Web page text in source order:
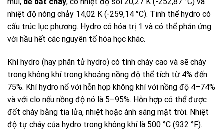
nhiệt độ nóng chảy 14,02 K (-259,14 °C). Tinh thể hydro có
cấu trúc lục phương. Hydro có hóa trị 1 và có thể phản ứng
với hầu hết các nguyên tố hóa học khác.
Khí hydro (hay phân tử hydro) có tính cháy cao và sẽ cháy
trong không khí trong khoảng nồng độ thể tích từ 4% đến
75%. Khí hydro nổ với hỗn hợp không khí với nồng độ 4–74%
và với clo nếu nồng độ nó là 5–95%. Hỗn hợp có thể được
đốt cháy bằng tia lửa, nhiệt hoặc ánh sáng mặt trời. Nhiệt
độ tự cháy của hydro trong không khí là 500 °C (932 °F).